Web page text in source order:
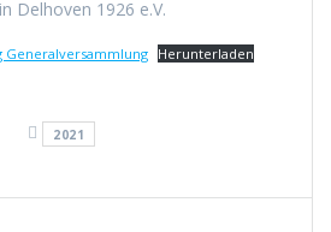
Delhoven 1926 e.V.
Generalversammlung Herunterladen
2021